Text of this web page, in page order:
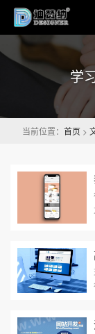
学
当前位置： 首页 >